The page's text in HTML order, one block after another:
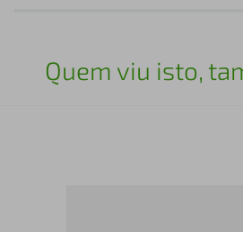
Quem viu isto,